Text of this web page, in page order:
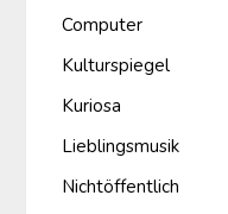
Computer
Kulturspiegel
Kuriosa
Lieblingsmusik
Nichtöffentlich